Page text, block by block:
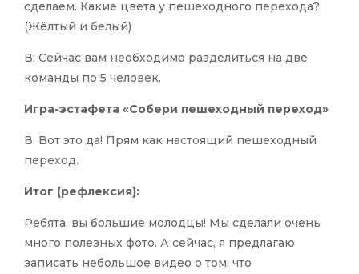
сделаем. Какие цвета у пешеходного перехода?
(Жёлтый и белый)
В: Сейчас вам необходимо разделиться на две
команды по 5 человек.
Игра-эстафета «Собери пешеходный переход»
В: Вот это да! Прям как настоящий пешеходный
переход.
Итог (рефлексия):
Ребята, вы большие молодцы! Мы сделали очень
много полезных фото. А сейчас, я предлагаю
записать небольшое видео о том, что